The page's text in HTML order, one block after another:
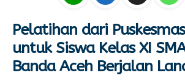
Struktur Organisasi
Sekolah
Blog Guru
Pengumuman
Pramuka
PMR
GALERI
PPDB
Pelatihan dari
untuk Siswa Kelas XI
Banda Aceh Berjalan